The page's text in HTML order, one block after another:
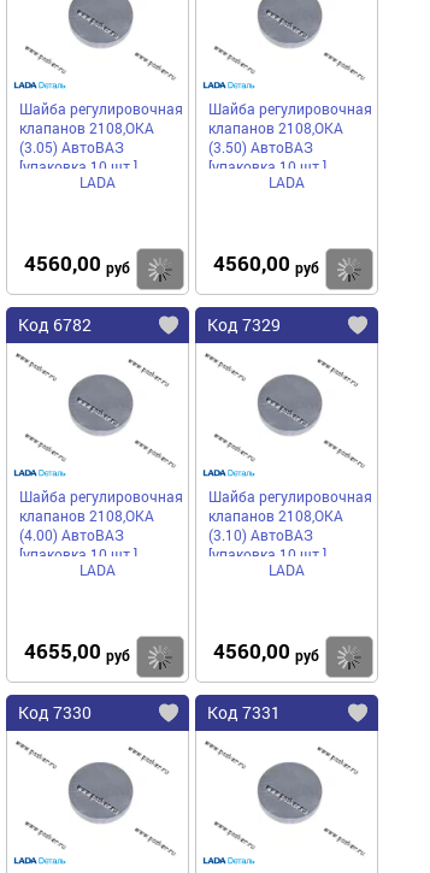
Шайба регулировочная
клапанов 2108,ОКА
(3.05) АвтоВАЗ
[упаковка 10 шт.]
LADA
4560,00 руб Купить
Шайба регулировочная
клапанов 2108,ОКА
(3.50) АвтоВАЗ
[упаковка 10 шт.]
LADA
4560,00 руб
Код 6782
Шайба регулировочная
клапанов 2108,ОКА
(4.00) АвтоВАЗ
[упаковка 10 шт.]
LADA
4655,00 руб Купить
Код 7329
Шайба регулировочная
клапанов 2108,ОКА
(3.10) АвтоВАЗ
[упаковка 10 шт.]
LADA
4560,00 руб
Код 7330 Код 7331